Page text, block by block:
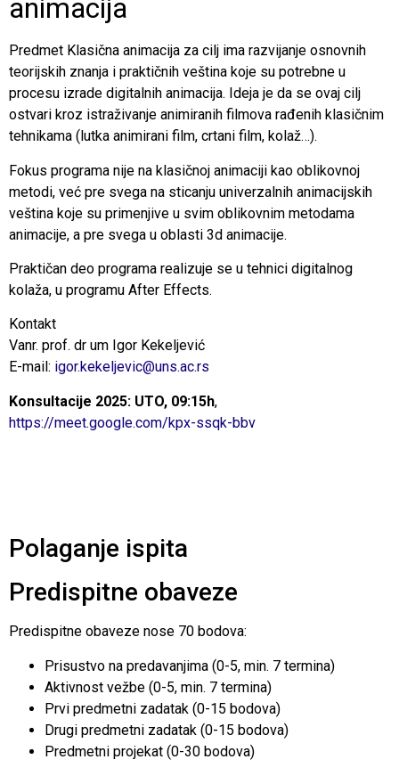
animacija
Predmet Klasična animacija za cilj ima razvijanje osnovnih
teorijskih znanja i praktičnih veština koje su potrebne u
procesu izrade digitalnih animacija. Ideja je da se ovaj cilj
ostvari kroz istraživanje animiranih filmova rađenih klasičnim
tehnikama (lutka animirani film, crtani film, kolaž…).
Fokus programa nije na klasičnoj animaciji kao oblikovnoj
metodi, već pre svega na sticanju univerzalnih animacijskih
veština koje su primenjive u svim oblikovnim metodama
animacije, a pre svega u oblasti 3d animacije.
Praktičan deo programa realizuje se u tehnici digitalnog
kolaža, u programu After Effects.
Kontakt
Vanr. prof. dr um Igor Kekeljević
E-mail: igor.kekeljevic@uns.ac.rs
Konsultacije 2025: UTO, 09:15h,
https://meet.google.com/kpx-ssqk-bbv
Polaganje ispita
Predispitne obaveze
Predispitne obaveze nose 70 bodova:
Prisustvo na predavanjima (0-5, min. 7 termina)
Aktivnost vežbe (0-5, min. 7 termina)
Prvi predmetni zadatak (0-15 bodova)
Drugi predmetni zadatak (0-15 bodova)
Predmetni projekat (0-30 bodova)